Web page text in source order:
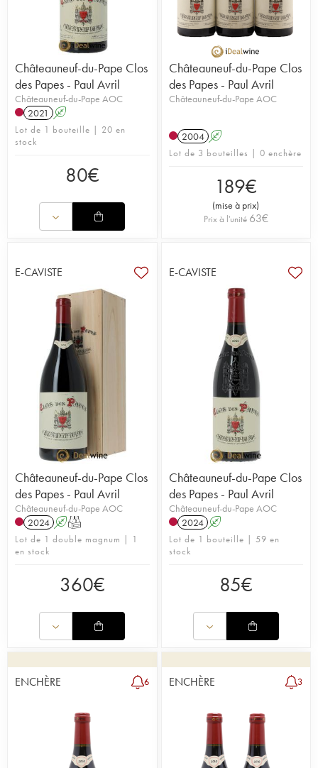
Châteauneuf-du-Pape Clos
des Papes - Paul Avril
Châteauneuf-du-Pape AOC
2021
A
Lot de 1 bouteille | 20 en
stock
80€
Châteauneuf-du-Pape Clos
des Papes - Paul Avril
Châteauneuf-du-Pape AOC
2004 A
Lot de 3 bouteilles | 0 enchère
189€
(mise à prix)
Prix à l'unité 63€
E-CAVISTE
Châteauneuf-du-Pape Clos
des Papes - Paul Avril
Châteauneuf-du-Pape AOC
2024 AT
Lot de 1 double magnum | 1
en stock
360€
E-CAVISTE
Châteauneuf-du-Pape Clos
des Papes - Paul Avril
Châteauneuf-du-Pape AOC
2024 A
Lot de 1 bouteille | 59 en
stock
85€
ENCHÈRE 6 ENCHÈRE 3